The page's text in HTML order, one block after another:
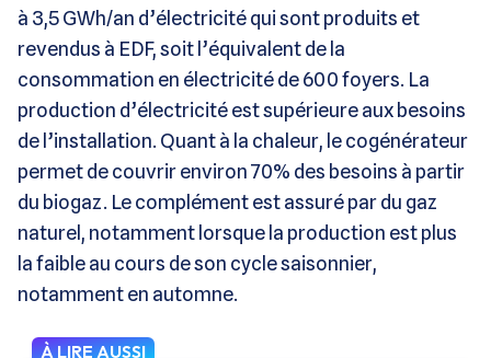
à 3,5 GWh/an d’électricité qui sont produits et
revendus à EDF, soit l’équivalent de la
consommation en électricité de 600 foyers. La
production d’électricité est supérieure aux besoins
de l’installation. Quant à la chaleur, le cogénérateur
permet de couvrir environ 70% des besoins à partir
du biogaz. Le complément est assuré par du gaz
naturel, notamment lorsque la production est plus
la faible au cours de son cycle saisonnier,
notamment en automne.
À LIRE AUSSI